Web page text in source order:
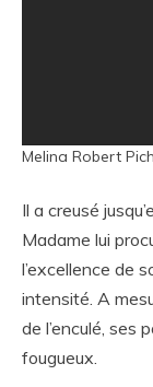
Melina Robert
Il a creusé
Madame lui
l’excellence de
intensité. A
de l’enculé, ses
fougueux.